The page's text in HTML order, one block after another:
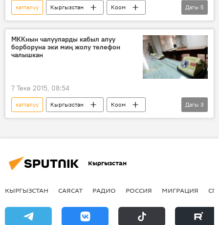
катталуу Кыргызстан
Коом
Жаңылыктар
Бишкек
Жогорку Кеңешке шайлоо
тизме
Биометрикалык маалыматтар
Дагы 5
МККнын чалууларды кабыл алуу
борборуна эки миң жолу телефон
чалышкан
7 Теке 2015, 08:54
катталуу Кыргызстан
Коом
Жаңылыктар
Мамлекеттик каттоо кызматы
Дагы 3
Кыргызстан
КЫРГЫЗСТАН САЯСАТ РАДИО РОССИЯ МИГРАЦИЯ